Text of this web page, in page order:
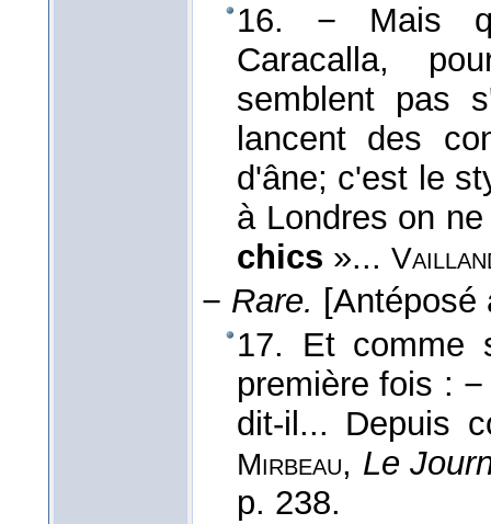
16. − Mais
Caracalla,
semblent pas
lancent des
d'âne; c'est le
à Londres on
chics »...
− Rare. [Antéposé
17. Et comme
première fois :
dit-il... Depuis
Mirbeau, Le
p. 238.